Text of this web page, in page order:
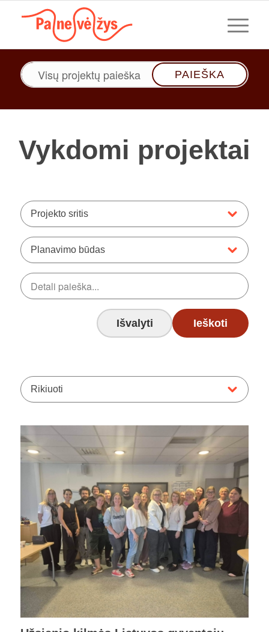
Paieška
Vykdomi projektai
Projekto sritis
Planavimo būdas
Išvalyti Ieškoti
Rikiuoti